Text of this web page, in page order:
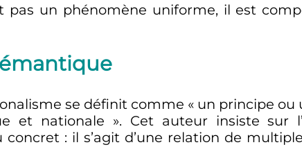
pas un phénomène uniforme, il est
se définit comme « un principe ou
et nationale ». Cet auteur insiste sur
concret : il s’agit d’une relation de